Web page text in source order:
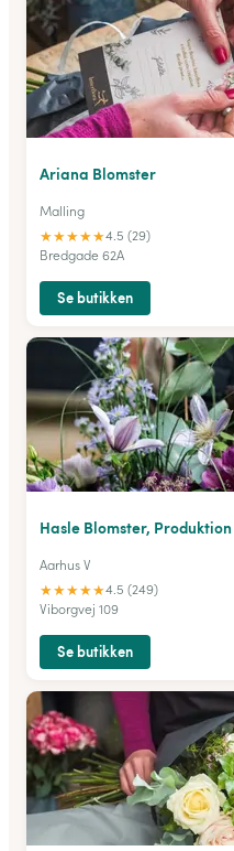
Ariana Blomster
Malling
★★★★★4.5 (29)
Bredgade 62A
Se butikken
Hasle Blomster, Produktion
Aarhus V
★★★★★4.5 (249)
Viborgvej 109
Se butikken